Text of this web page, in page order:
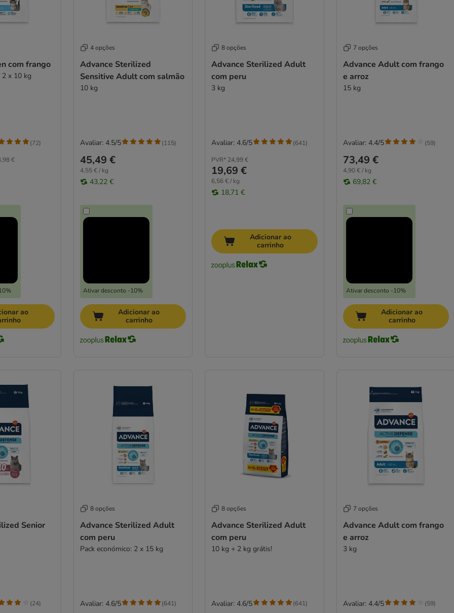
com frango
2 x 10 kg
€
(72)
ao
4 opções
Advance Sterilized
Sensitive Adult com salmão
10 kg
45,49 €
4,55 € / kg
43,22 €
Ativar desconto -10%
Avaliar: 4.5/5 (115)
Adicionar ao
carrinho
8 opções
Advance Sterilized Adult
com peru
3 kg
PVR* 24,99 €
19,69 €
6,56 € / kg
18,71 €
Avaliar: 4.6/5 (641)
Adicionar ao
carrinho
7 opções
Advance Adult com frango
e arroz
15 kg
73,49 €
4,90 € / kg
69,82 €
Ativar desconto -10%
Avaliar: 4.4/5 (59)
Adicionar ao
carrinho
Senior
(24)
8 opções
Advance Sterilized Adult
com peru
Pack económico: 2 x 15 kg
Avaliar: 4.6/5 (641)
8 opções
Advance Sterilized Adult
com peru
10 kg + 2 kg grátis!
Avaliar: 4.6/5 (641)
7 opções
Advance Adult com frango
e arroz
3 kg
Avaliar: 4.4/5 (59)